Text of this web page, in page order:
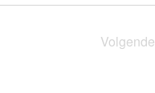
Volgende